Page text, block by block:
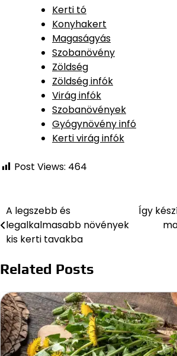
Kerti tó
Konyhakert
Magaságyás
Szobanövény
Zöldség
Zöldség infók
Virág infók
Szobanövények
Gyógynövény infó
Kerti virág infók
Post Views: 464
Bejegyzés
navigáció
A legszebb és
legalkalmasabb növények
kis kerti tavakba
Így
Related Posts